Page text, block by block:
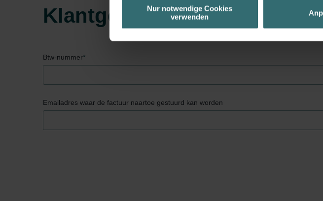
unserer Website verwenden, um Ihnen die bestmögliche
basierend auf Ihren Interessen zur Verfügung zu stellen. Alle
Datenschutzerklärung widerrufen.
Zehnder Group France: Protection des données
Zehnder Group Italia S.r.l.: Privacy
Nur notwendige Cookies
verwenden
Klantgegevens
Btw-nummer*
Emailadres waar de factuur naartoe gestuurd kan worden